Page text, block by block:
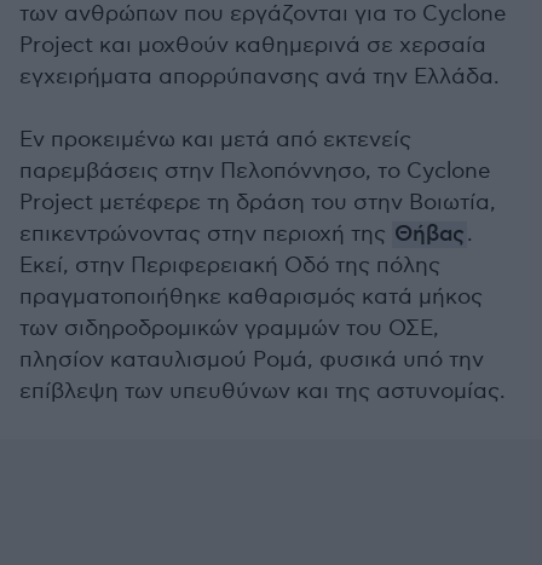
των ανθρώπων που εργάζονται για το Cyclone
Project και μοχθούν καθημερινά σε χερσαία
εγχειρήματα απορρύπανσης ανά την Ελλάδα.
Εν προκειμένω και μετά από εκτενείς
παρεμβάσεις στην Πελοπόννησο, το Cyclone
Project μετέφερε τη δράση του στην Βοιωτία,
επικεντρώνοντας στην περιοχή της Θήβας.
Εκεί, στην Περιφερειακή Οδό της πόλης
πραγματοποιήθηκε καθαρισμός κατά μήκος
των σιδηροδρομικών γραμμών του ΟΣΕ,
πλησίον καταυλισμού Ρομά, φυσικά υπό την
επίβλεψη των υπευθύνων και της αστυνομίας.